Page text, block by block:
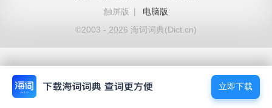
触屏版
|
电脑版
©2003 - 2026 海词词典(Dict.cn)
立即下载
立即下载